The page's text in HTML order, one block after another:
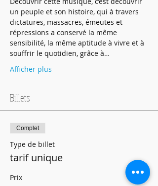
un peuple et son histoire, qui à travers
dictatures, massacres, émeutes et
répressions a conservé la même
sensibilité, la même aptitude à vivre et à
souffrir le quotidien, grâce à…
Afficher plus
Billets
Complet
Type de billet
tarif unique
Prix